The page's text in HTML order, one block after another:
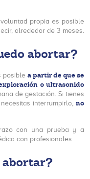
propia es posible
alrededor de 3 meses.
abortar?
posible a partir de que se
o ultrasonido
de gestación. Si tienes
interrumpirlo, no
con una prueba y a
con profesionales.
abortar?